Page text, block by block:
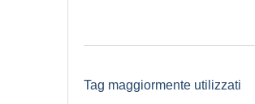
Tag maggiormente utilizzati